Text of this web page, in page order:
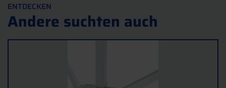
ENTDECKEN
Andere suchten auch